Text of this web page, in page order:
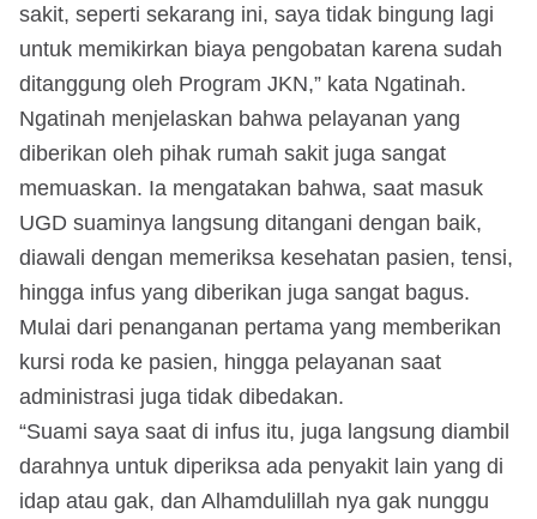
sakit, seperti sekarang ini, saya tidak bingung lagi
untuk memikirkan biaya pengobatan karena sudah
ditanggung oleh Program JKN,” kata Ngatinah.
Ngatinah menjelaskan bahwa pelayanan yang
diberikan oleh pihak rumah sakit juga sangat
memuaskan. Ia mengatakan bahwa, saat masuk
UGD suaminya langsung ditangani dengan baik,
diawali dengan memeriksa kesehatan pasien, tensi,
hingga infus yang diberikan juga sangat bagus.
Mulai dari penanganan pertama yang memberikan
kursi roda ke pasien, hingga pelayanan saat
administrasi juga tidak dibedakan.
“Suami saya saat di infus itu, juga langsung diambil
darahnya untuk diperiksa ada penyakit lain yang di
idap atau gak, dan Alhamdulillah nya gak nunggu